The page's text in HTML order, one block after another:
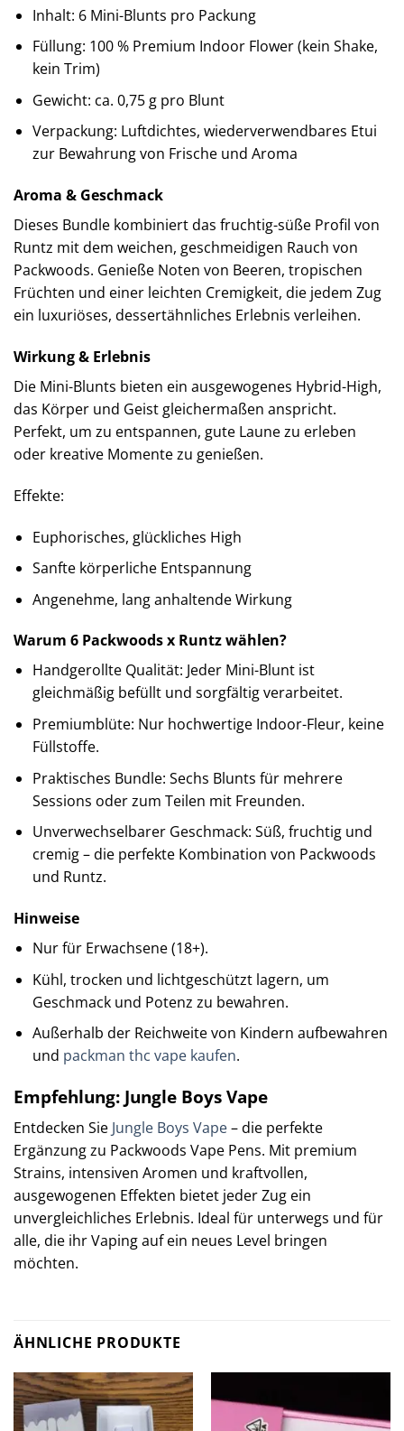
Inhalt: 6 Mini-Blunts pro Packung
Füllung: 100 % Premium Indoor Flower (kein Shake,
kein Trim)
Gewicht: ca. 0,75 g pro Blunt
Verpackung: Luftdichtes, wiederverwendbares Etui
zur Bewahrung von Frische und Aroma
Aroma & Geschmack
Dieses Bundle kombiniert das fruchtig-süße Profil von
Runtz mit dem weichen, geschmeidigen Rauch von
Packwoods. Genieße Noten von Beeren, tropischen
Früchten und einer leichten Cremigkeit, die jedem Zug
ein luxuriöses, dessertähnliches Erlebnis verleihen.
Wirkung & Erlebnis
Die Mini-Blunts bieten ein ausgewogenes Hybrid-High,
das Körper und Geist gleichermaßen anspricht.
Perfekt, um zu entspannen, gute Laune zu erleben
oder kreative Momente zu genießen.
Effekte:
Euphorisches, glückliches High
Sanfte körperliche Entspannung
Angenehme, lang anhaltende Wirkung
Warum 6 Packwoods x Runtz wählen?
Handgerollte Qualität: Jeder Mini-Blunt ist
gleichmäßig befüllt und sorgfältig verarbeitet.
Premiumblüte: Nur hochwertige Indoor-Fleur, keine
Füllstoffe.
Praktisches Bundle: Sechs Blunts für mehrere
Sessions oder zum Teilen mit Freunden.
Unverwechselbarer Geschmack: Süß, fruchtig und
cremig – die perfekte Kombination von Packwoods
und Runtz.
Hinweise
Nur für Erwachsene (18+).
Kühl, trocken und lichtgeschützt lagern, um
Geschmack und Potenz zu bewahren.
Außerhalb der Reichweite von Kindern aufbewahren
und packman thc vape kaufen.
Empfehlung: Jungle Boys Vape
Entdecken Sie Jungle Boys Vape– die perfekte
Ergänzung zu Packwoods Vape Pens. Mit premium
Strains, intensiven Aromen und kraftvollen,
ausgewogenen Effekten bietet jeder Zug ein
unvergleichliches Erlebnis. Ideal für unterwegs und für
alle, die ihr Vaping auf ein neues Level bringen
möchten.
ÄHNLICHE PRODUKTE